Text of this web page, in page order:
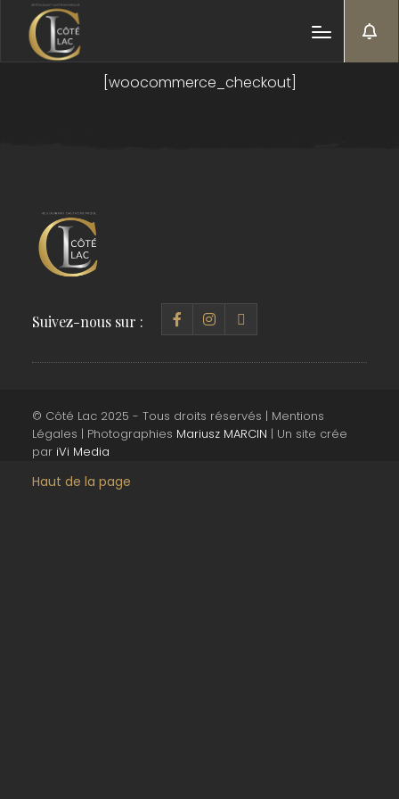
[woocommerce_checkout]
Suivez-nous sur :
© Côté Lac 2025 - Tous droits réservés | Mentions
Légales | Photographies Mariusz MARCIN | Un site crée
par iVi Media
Haut de la page